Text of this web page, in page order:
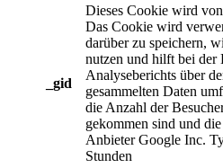
_gid
Dieses Cookie wird
Das Cookie wird
darüber zu speichern,
nutzen und hilft bei der
Analyseberichts über
gesammelten Daten
die Anzahl der
gekommen sind und
Anbieter Google Inc.
Stunden